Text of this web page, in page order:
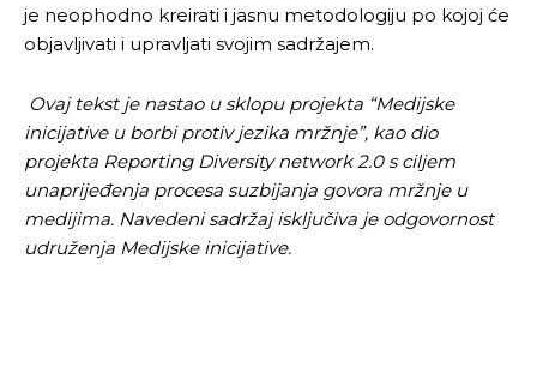
je neophodno kreirati i jasnu metodologiju po kojoj će
objavljivati i upravljati svojim sadržajem.
Ovaj tekst je nastao u sklopu projekta “Medijske
inicijative u borbi protiv jezika mržnje”, kao dio
projekta Reporting Diversity network 2.0 s ciljem
unaprijeđenja procesa suzbijanja govora mržnje u
medijima. Navedeni sadržaj isključiva je odgovornost
udruženja Medijske inicijative.